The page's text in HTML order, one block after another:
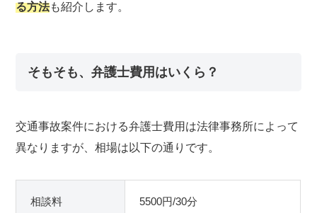
る方法も紹介します。
そもそも、弁護士費用はいくら？
交通事故案件における弁護士費用は法律事務所によって
異なりますが、相場は以下の通りです。
相談料 5500円/30分